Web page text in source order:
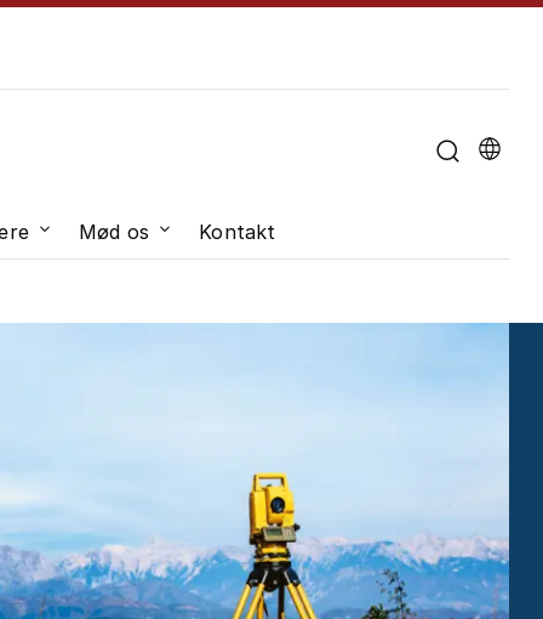
Undermenu til "Job og karriere"
Mød os Undermenu til "Mød os"
Kontakt